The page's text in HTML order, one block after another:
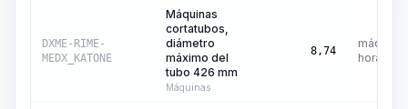
DXME-RIME-
MEDX_KATONE
Máquinas
cortatubos,
diámetro
máximo del
tubo 426 mm
Máquinas
8,74
máquina-
hora